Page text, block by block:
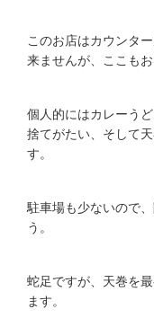
このお店はカウンタ
来ませんが、ここも
個人的にはカレーう
捨てがたい、そして
す。
駐車場も少ないので
う。
蛇足ですが、天巻を
ます。